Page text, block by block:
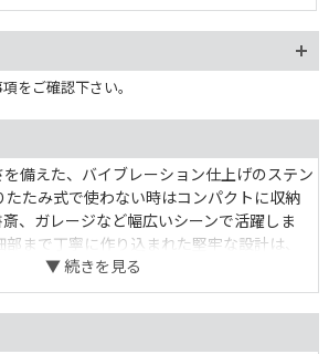
:
8
4
8
%
をご確認下さい。
備えた、バイブレーション仕上げのステン
たたみ式で使わない時はコンパクトに収納
、ガレージなど幅広いシーンで活躍しま
まで丁寧に作り込まれた堅牢な設計は、
増していくはず。 天板側面にはアルミのロ
が広く快適で、作業用デスクとしてもストレ